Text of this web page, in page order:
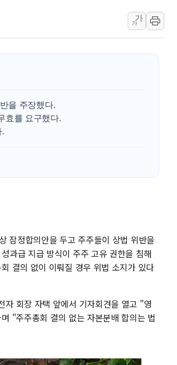
두나무, 경찰청 '압수 디지털
교보증권, 10일까지 코스피
미일 환율공조 뒷말 무성
가
가
을 주장했다.
효를 요구했다.
.
잠정합의안을 두고 주주들이 상법 위반을
과급 지급 방식이 주주 고유 권한을 침해
결의 없이 이뤄질 경우 위법 소지가 있다
자 회장 자택 앞에서 기자회견을 열고 "영
"주주총회 결의 없는 자본분배 합의는 법